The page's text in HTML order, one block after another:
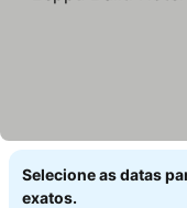
Selecione as datas
exatos.